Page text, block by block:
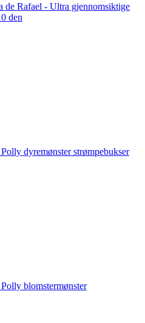
de Rafael - Ultra gjennomsiktige
den
dyremønster strømpebukser
blomstermønster